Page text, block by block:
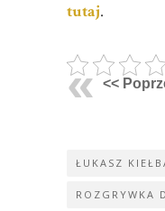
tutaj.
<<
ŁUKASZ
ROZGRYWKA